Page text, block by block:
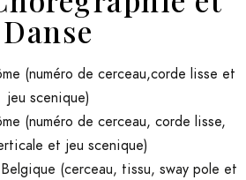
Danse
(numéro de cerceau,corde lisse et
jeu scenique)
(numéro de cerceau, corde lisse,
et jeu scenique)
(cerceau, tissu, sway pole et